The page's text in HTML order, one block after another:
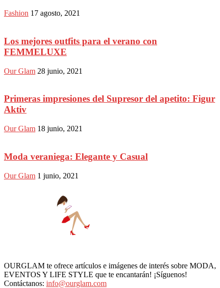
Fashion 17 agosto, 2021
Los mejores outfits para el verano con
FEMMELUXE
Our Glam 28 junio, 2021
Primeras impresiones del Supresor del apetito: Figur
Aktiv
Our Glam 18 junio, 2021
Moda veraniega: Elegante y Casual
Our Glam 1 junio, 2021
OURGLAM te ofrece artículos e imágenes de interés sobre MODA,
EVENTOS Y LIFE STYLE que te encantarán! ¡Síguenos!
Contáctanos: info@ourglam.com